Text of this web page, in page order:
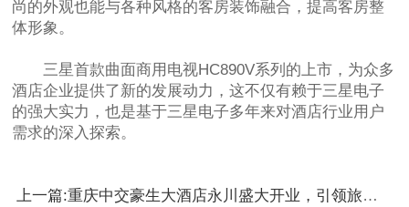
尚的外观也能与各种风格的客房装饰融合，提高客房整
体形象。
三星首款曲面商用电视HC890V系列的上市，为众多
酒店企业提供了新的发展动力，这不仅有赖于三星电子
的强大实力，也是基于三星电子多年来对酒店行业用户
需求的深入探索。
上一篇:重庆中交豪生大酒店永川盛大开业，引领旅游新篇章